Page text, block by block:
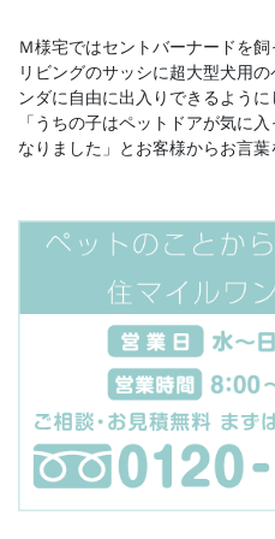
Ｍ様宅ではセントバーナードを飼
リビングのサッシに超大型犬用
ンダに自由に出入りできるように
「うちの子はペットドアが気に
なりました」とお客様からお言葉